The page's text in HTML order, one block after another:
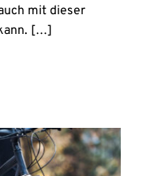
mit dieser
[…]